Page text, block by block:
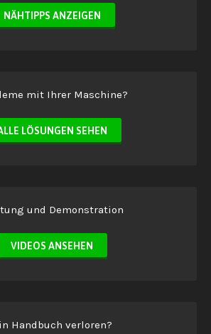
NÄHTIPPS ANZEIGEN
mit Ihrer Maschine?
LÖSUNGEN SEHEN
und Demonstration
VIDEOS ANSEHEN
Handbuch verloren?